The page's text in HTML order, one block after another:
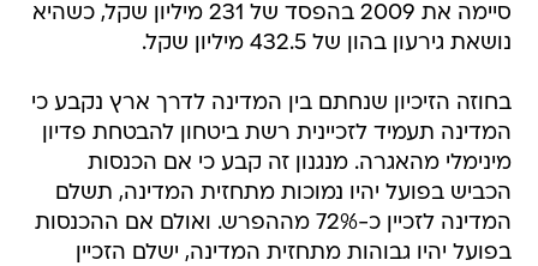
סיימה את 2009 בהפסד של 231 מיליון שקל, כשהיא
נושאת גירעון בהון של 432.5 מיליון שקל.
בחוזה הזיכיון שנחתם בין המדינה לדרך ארץ נקבע כי
המדינה תעמיד לזכיינית רשת ביטחון להבטחת פדיון
מינימלי מהאגרה. מנגנון זה קבע כי אם הכנסות
הכביש בפועל יהיו נמוכות מתחזית המדינה, תשלם
המדינה לזכיין כ-72% מההפרש. ואולם אם ההכנסות
בפועל יהיו גבוהות מתחזית המדינה, ישלם הזכיין